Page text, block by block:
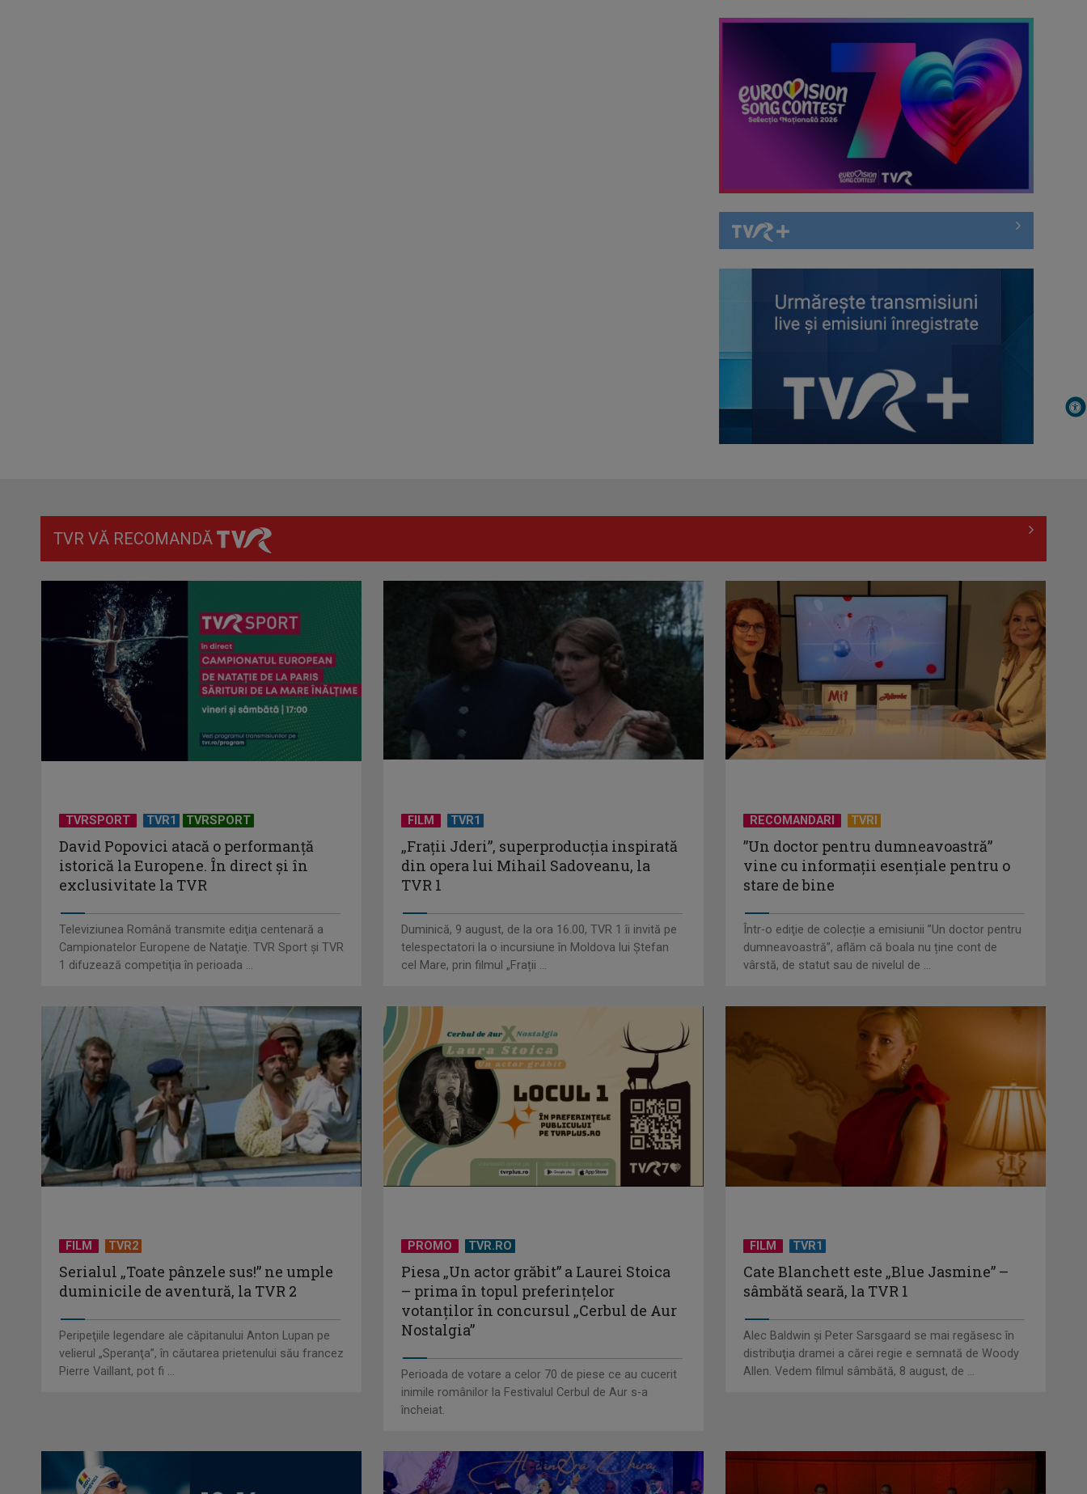
Summitul NATO de la Ankara, sub
semnul lui Trump. Relatări şi
corespondenţe ...
Summit la Ankara: NATO va apăra
fiecare centimetru din teritoriul
statelor ...
Notele la Bacalaureat, publicate de
Rata şomajului a urcat la 6,4%
INFO ETNIC: Patriotism, identitate și
lecțiile istoriei, într-o nouă ediție ...
Bacalaureat 2026: Examenul
continuă cu proba obligatorie a
profilului
Federația SANITAS suspendă
temporar greva generală din
sistemul sanitar
culturii românești. Povestea
„Societății” din ...
Protest de amploare al fermierilor
de alcool, ...
Criză acută în sistemul public:
Grevă generală în sute de spitale și
Este reporter al Știrilor TVR acreditat la ...
ALBERTINA IONESCU
E realizator şi gazdă a emisiunii
„Sâmbăta cu ...
COSTIN DEŞLIU
Într-o lume în care sportul înseamnă nu
CRISTIAN PETRU
Cristian Petru prezintă „INFO Plus” şi
credibile ...
TVR VĂ RECOMANDĂ
TVRSPORT TVR1 TVRSPORT
David Popovici atacă o performanţă
istorică la Europene. În direct şi în
exclusivitate la TVR
Televiziunea Română transmite ediţia centenară a
Campionatelor Europene de Nataţie. TVR Sport şi TVR
1 difuzează competiţia în perioada ...
FILM TVR1
„Frații Jderi”, superproducția inspirată
din opera lui Mihail Sadoveanu, la
TVR 1
Duminică, 9 august, de la ora 16.00, TVR 1 îi invită pe
telespectatori la o incursiune în Moldova lui Ștefan
cel Mare, prin filmul „Frații ...
RECOMANDARI TVRI
”Un doctor pentru dumneavoastră”
vine cu informații esențiale pentru o
stare de bine
Într-o ediţie de colecție a emisiunii ”Un doctor pentru
dumneavoastră”, aflăm că boala nu ține cont de
vârstă, de statut sau de nivelul de ...
FILM TVR2
Serialul „Toate pânzele sus!” ne umple
duminicile de aventură, la TVR 2
Peripeţiile legendare ale căpitanului Anton Lupan pe
velierul „Speranţa”, în căutarea prietenului său francez
Pierre Vaillant, pot fi ...
PROMO TVR.RO
Piesa „Un actor grăbit” a Laurei Stoica
– prima în topul preferinţelor
votanţilor în concursul „Cerbul de Aur
Nostalgia”
Perioada de votare a celor 70 de piese ce au cucerit
inimile românilor la Festivalul Cerbul de Aur s-a
încheiat.
FILM TVR1
Cate Blanchett este „Blue Jasmine” –
sâmbătă seară, la TVR 1
Alec Baldwin şi Peter Sarsgaard se mai regăsesc în
distribuţia dramei a cărei regie e semnată de Woody
Allen. Vedem filmul sâmbătă, 8 august, de ...